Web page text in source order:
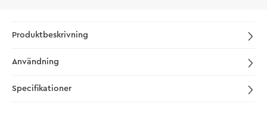
Produktbeskrivning
Användning
Specifikationer